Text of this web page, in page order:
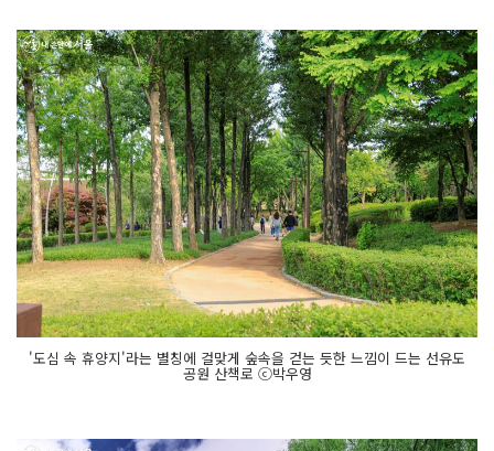
'도심 속 휴양지'라는 별칭에 걸맞게 숲속을 걷는 듯한 느낌이 드는 선유도
공원 산책로 ⓒ박우영